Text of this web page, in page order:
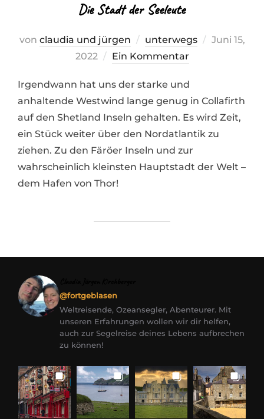
Die Stadt der Seeleute
von claudia und jürgen unterwegs
Juni 15,
2022
Ein Kommentar
Irgendwann hat uns der starke und
anhaltende Westwind lange genug in Collafirth
auf den Shetland Inseln gehalten. Es wird Zeit,
ein Stück weiter über den Nordatlantik zu
ziehen. Zu den Färöer Inseln und zur
wahrscheinlich kleinsten Hauptstadt der Welt –
dem Hafen von Thor!
@fortgeblasen
Weltreisende, Ozeansegler, Abenteurer. Mit
unseren Erfahrungen wollen wir dir helfen,
auch zur Segelreise deines Lebens aufbrechen
zu können!